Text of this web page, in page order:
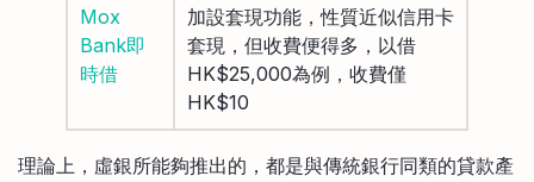
Mox
Bank即
時借
加設套現功能，性質近似信用卡
套現，但收費便得多，以借
HK$25,000為例，收費僅
HK$10
理論上，虛銀所能夠推出的，都是與傳統銀行同類的貸款產